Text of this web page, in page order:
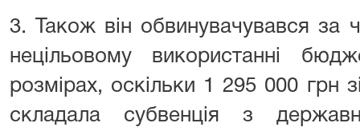
3. Також він обвинувачувався за
нецільовому використанні
розмірах, оскільки 1 295 000 грн
складала субвенція з